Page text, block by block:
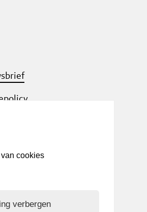
cookies
verbergen
waar ondernemers,